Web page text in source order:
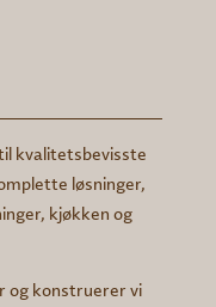
kvalitetsbevisste
løsninger,
kjøkken og
og konstruerer vi